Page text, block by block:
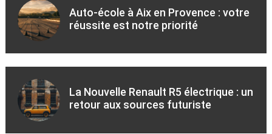
Auto-école à Aix en Provence : votre
réussite est notre priorité
La Nouvelle Renault R5 électrique : un
retour aux sources futuriste